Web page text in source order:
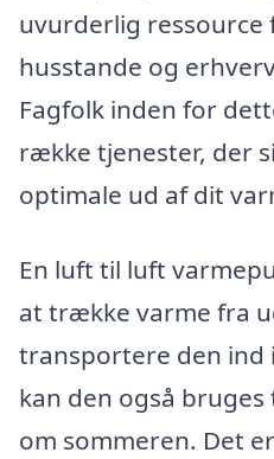
uvurderlig ressource
husstande og
Fagfolk inden for
række tjenester, der
optimale ud af dit
En luft til luft
at trække varme fra
transportere den ind
kan den også
om sommeren. Det